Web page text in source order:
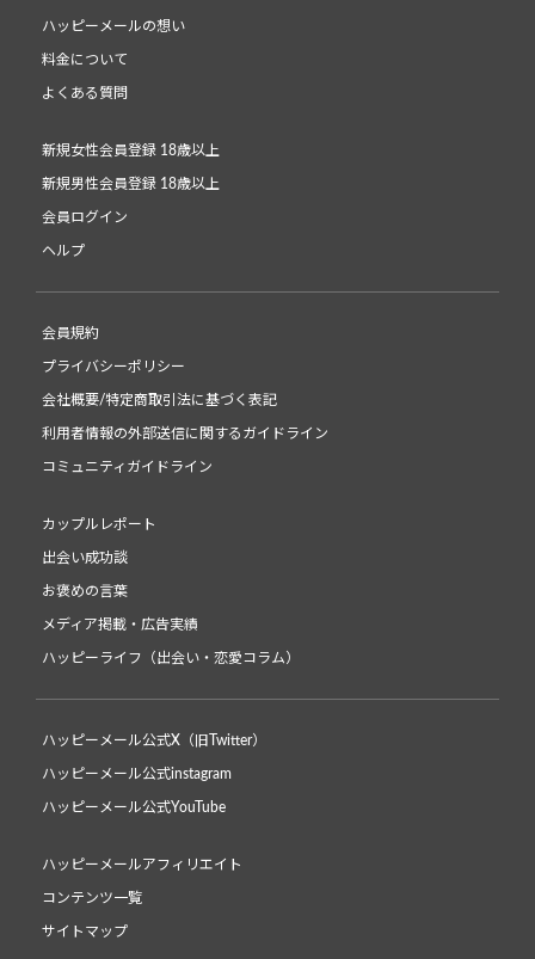
ハッピーメールの想い
料金について
よくある質問
新規女性会員登録 18歳以上
新規男性会員登録 18歳以上
会員ログイン
ヘルプ
会員規約
プライバシーポリシー
会社概要/特定商取引法に基づく表記
利用者情報の外部送信に関するガイドライン
コミュニティガイドライン
カップルレポート
出会い成功談
お褒めの言葉
メディア掲載・広告実績
ハッピーライフ（出会い・恋愛コラム）
ハッピーメール公式X（旧Twitter）
ハッピーメール公式instagram
ハッピーメール公式YouTube
ハッピーメールアフィリエイト
コンテンツ一覧
サイトマップ